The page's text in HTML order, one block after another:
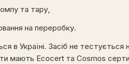
та тару,
на переробку.
в Україні. Засіб не тестується
мають Ecocert та Cosmos